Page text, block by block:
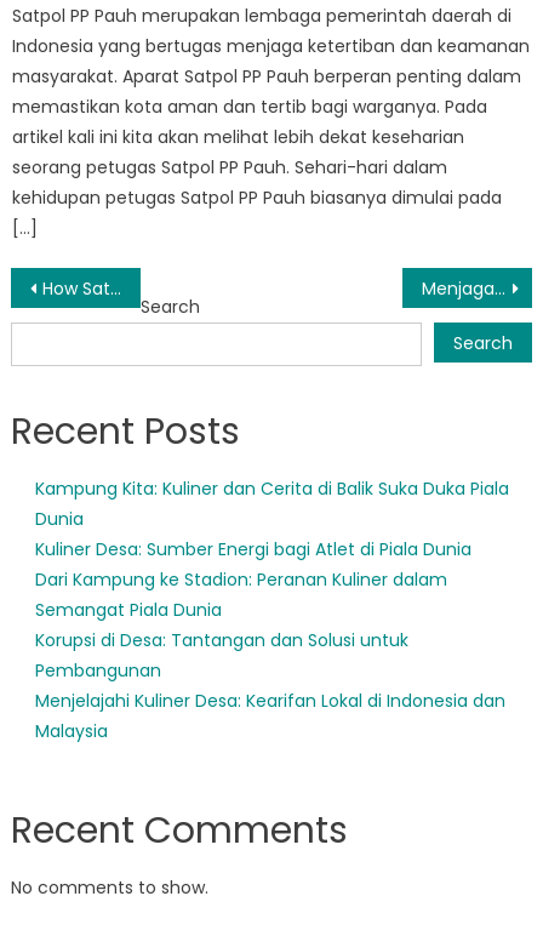
Satpol PP Pauh merupakan lembaga pemerintah daerah di
Indonesia yang bertugas menjaga ketertiban dan keamanan
masyarakat. Aparat Satpol PP Pauh berperan penting dalam
memastikan kota aman dan tertib bagi warganya. Pada
artikel kali ini kita akan melihat lebih dekat keseharian
seorang petugas Satpol PP Pauh. Sehari-hari dalam
kehidupan petugas Satpol PP Pauh biasanya dimulai pada
[…]
Post
navigation
How Satpol PP Kota Padang is Keeping Streets Safe for Residents Menjaga Perdamaian: Peran Satpol PP Sumatera Barat dalam Menjaga Ketertiban
Search
Search
Recent Posts
Kampung Kita: Kuliner dan Cerita di Balik Suka Duka Piala
Dunia
Kuliner Desa: Sumber Energi bagi Atlet di Piala Dunia
Dari Kampung ke Stadion: Peranan Kuliner dalam
Semangat Piala Dunia
Korupsi di Desa: Tantangan dan Solusi untuk
Pembangunan
Menjelajahi Kuliner Desa: Kearifan Lokal di Indonesia dan
Malaysia
Recent Comments
No comments to show.